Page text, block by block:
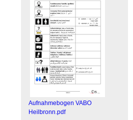
Aufnahmebogen VABO
Heilbronn.pdf